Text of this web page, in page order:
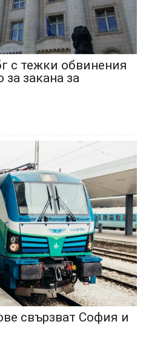
с тежки обвинения
закана за
свързват София и